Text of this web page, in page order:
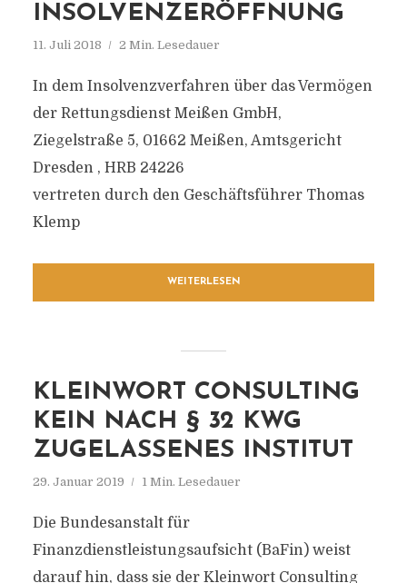
NSOLVENZERÖFFNUNG
11. Juli 2018 2 Min. Lesedauer
In dem Insolvenzverfahren über das Vermögen
der Rettungsdienst Meißen GmbH,
Ziegelstraße 5, 01662 Meißen, Amtsgericht
Dresden , HRB 24226
vertreten durch den Geschäftsführer Thomas
Klemp
WEITERLESEN
KLEINWORT CONSULTING
KEIN NACH § 32 KWG
ZUGELASSENES INSTITUT
29. Januar 2019 1 Min. Lesedauer
Die Bundesanstalt für
Finanzdienstleistungsaufsicht (BaFin) weist
darauf hin, dass sie der Kleinwort Consulting